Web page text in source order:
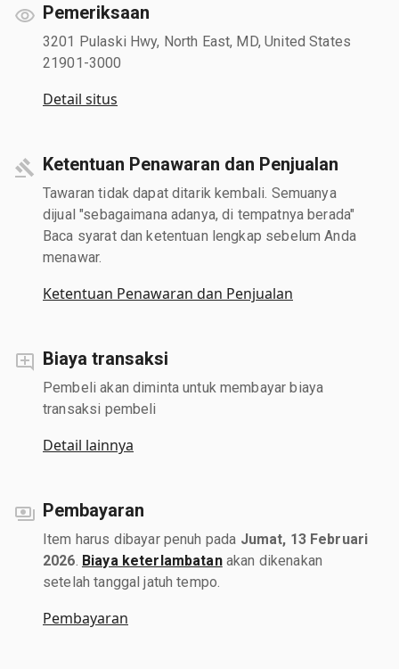
Pemeriksaan
3201 Pulaski Hwy, North East, MD, United States
21901-3000
Detail situs
Ketentuan Penawaran dan Penjualan
Tawaran tidak dapat ditarik kembali. Semuanya
dijual "sebagaimana adanya, di tempatnya berada"
Baca syarat dan ketentuan lengkap sebelum Anda
menawar.
Ketentuan Penawaran dan Penjualan
Biaya transaksi
Pembeli akan diminta untuk membayar biaya
transaksi pembeli
Detail lainnya
Pembayaran
Item harus dibayar penuh pada Jumat, 13 Februari
2026 Biaya keterlambatanakan dikenakan
setelah tanggal jatuh tempo.
Pembayaran